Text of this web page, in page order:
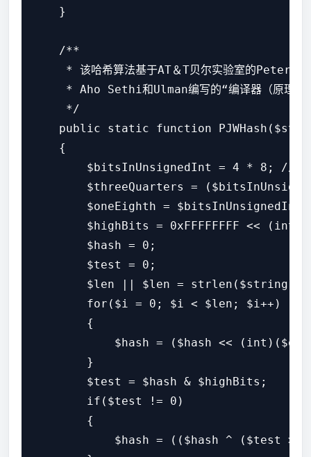
    }
    /**
* 该哈希算法基于AT＆T贝尔实验室的Peter
* Aho Sethi和Ulman编写的“编译器（原理，技
     */
public static function
    {
$bitsInUnsignedInt = 4 * 8; //（
$threeQuarters =
$oneEighth = $bitsInUnsignedInt
$highBits = 0xFFFFFFFF <<
        $hash = 0;
        $test = 0;
        $len || $len = strlen($string);
        for($i = 0; $i < $len; $i++)
        {
$hash = ($hash <<
        }
        $test = $hash & $highBits;
        if($test != 0)
        {
$hash = (($hash ^ ($test >>